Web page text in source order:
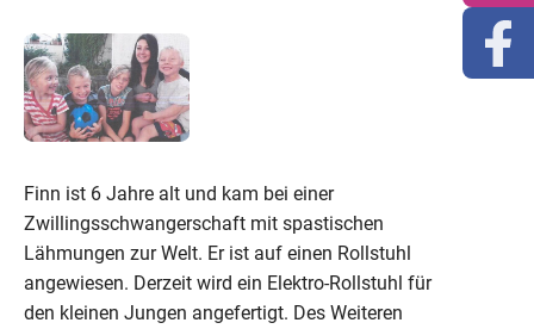
Finn ist 6 Jahre alt und kam bei einer
Zwillingsschwangerschaft mit spastischen
Lähmungen zur Welt. Er ist auf einen Rollstuhl
angewiesen. Derzeit wird ein Elektro-Rollstuhl für
den kleinen Jungen angefertigt. Des Weiteren